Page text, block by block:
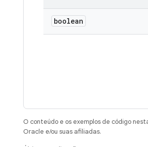
boolean
O conteúdo e os exemplos de código
Oracle e/ou suas afiliadas.